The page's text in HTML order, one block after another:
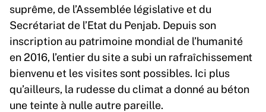
suprême, de l’Assemblée législative et du
Secrétariat de l’Etat du Penjab. Depuis son
inscription au patrimoine mondial de l’humanité
en 2016, l’entier du site a subi un rafraîchissement
bienvenu et les visites sont possibles. Ici plus
qu’ailleurs, la rudesse du climat a donné au béton
une teinte à nulle autre pareille.